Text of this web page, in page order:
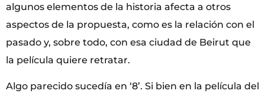
algunos elementos de la historia afecta a otros
aspectos de la propuesta, como es la relación con el
pasado y, sobre todo, con esa ciudad de Beirut que
la película quiere retratar.
Algo parecido sucedía en ‘8’. Si bien en la película del